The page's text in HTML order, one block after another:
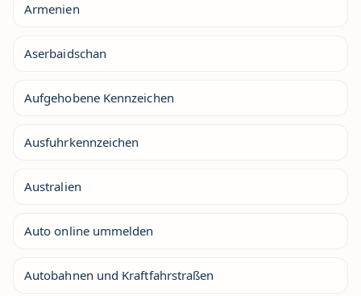
Armenien
Aserbaidschan
Aufgehobene Kennzeichen
Ausfuhrkennzeichen
Australien
Auto online ummelden
Autobahnen und Kraftfahrstraßen